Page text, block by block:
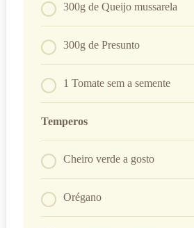
300g de Queijo mussarela
300g de Presunto
1 Tomate sem a semente
Temperos
Cheiro verde a gosto
Orégano